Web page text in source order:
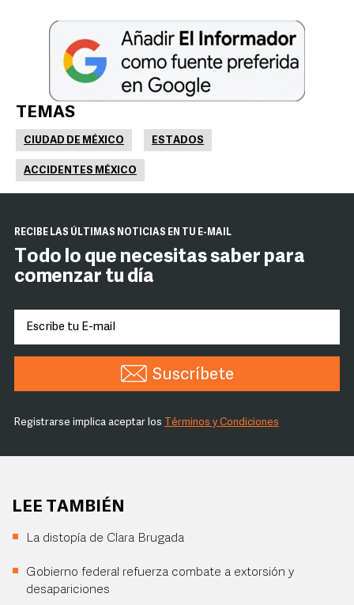
TEMAS
CIUDAD DE MÉXICO ESTADOS
ACCIDENTES MÉXICO
RECIBE LAS ÚLTIMAS NOTICIAS EN TU E-MAIL
Todo lo que necesitas saber para
comenzar tu día
Suscríbete
Registrarse implica aceptar los Términos y Condiciones
LEE TAMBIÉN
La distopía de Clara Brugada
Gobierno federal refuerza combate a extorsión y
desapariciones